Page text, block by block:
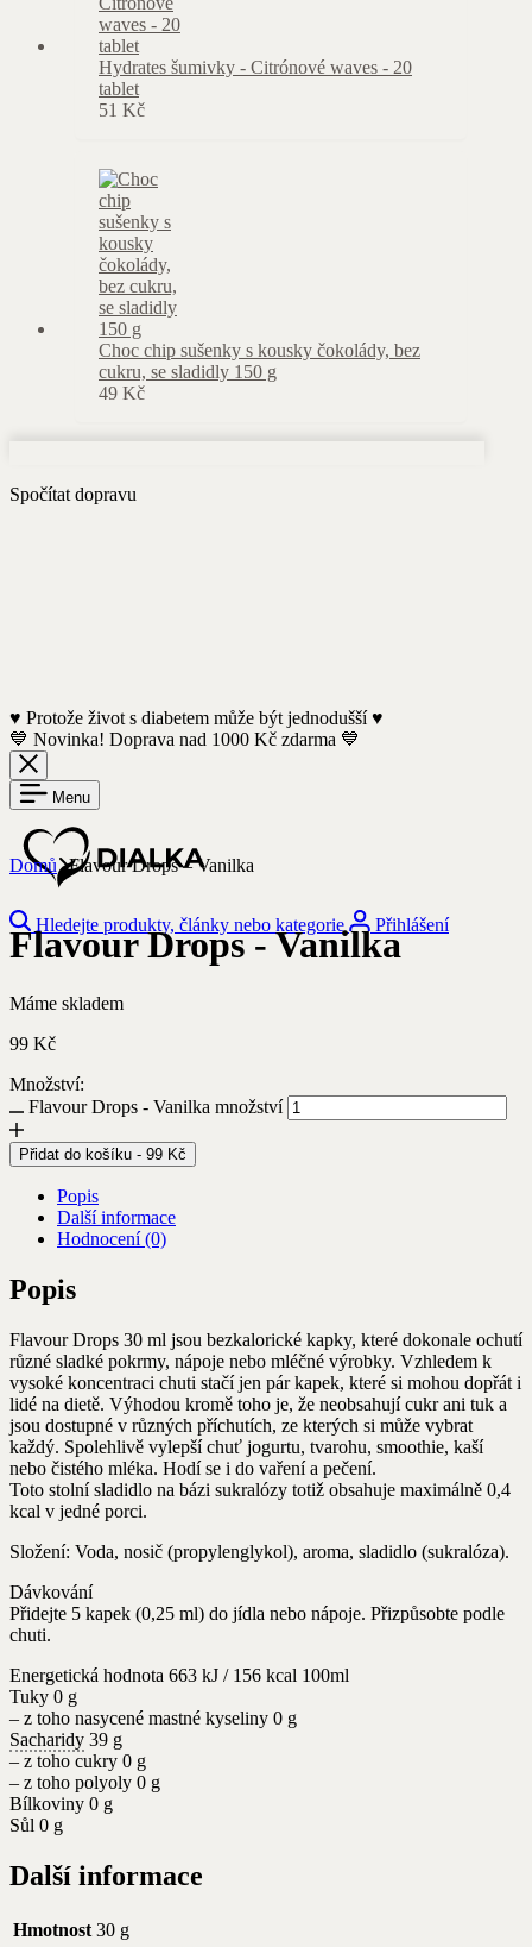
Hydrates šumivky - Citrónové waves - 20
tablet
51 Kč
Choc chip sušenky s kousky čokolády, bez
cukru, se sladidly 150 g
49 Kč
Spočítat dopravu
♥️ Protože život s diabetem může být jednodušší ♥️
💙 Novinka! Doprava nad 1000 Kč zdarma 💙
Menu
Hledejte produkty, články nebo kategorie Přihlášení
Domů Flavour Drops – Vanilka
Flavour Drops - Vanilka
Máme skladem
99 Kč
Množství:
Flavour Drops - Vanilka množství
Přidat do košíku - 99 Kč
Popis
Další informace
Hodnocení (0)
Popis
Flavour Drops 30 ml jsou bezkalorické kapky, které dokonale ochutí
různé sladké pokrmy, nápoje nebo mléčné výrobky. Vzhledem k
vysoké koncentraci chuti stačí jen pár kapek, které si mohou dopřát i
lidé na dietě. Výhodou kromě toho je, že neobsahují cukr ani tuk a
jsou dostupné v různých příchutích, ze kterých si může vybrat
každý. Spolehlivě vylepší chuť jogurtu, tvarohu, smoothie, kaší
nebo čistého mléka. Hodí se i do vaření a pečení.
Toto stolní sladidlo na bázi sukralózy totiž obsahuje maximálně 0,4
kcal v jedné porci.
Složení: Voda, nosič (propylenglykol), aroma, sladidlo (sukralóza).
Dávkování
Přidejte 5 kapek (0,25 ml) do jídla nebo nápoje. Přizpůsobte podle
chuti.
Energetická hodnota 663 kJ / 156 kcal 100ml
Tuky 0 g
– z toho nasycené mastné kyseliny 0 g
Sacharidy 39 g
– z toho cukry 0 g
– z toho polyoly 0 g
Bílkoviny 0 g
Sůl 0 g
Další informace
Hmotnost 30 g